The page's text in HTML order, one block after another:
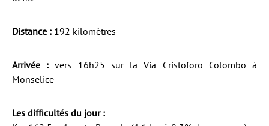
Distance : 192 kilomètres
Arrivée :vers 16h25 sur la Via Cristoforo Colombo à
Monselice
Les difficultés du jour :